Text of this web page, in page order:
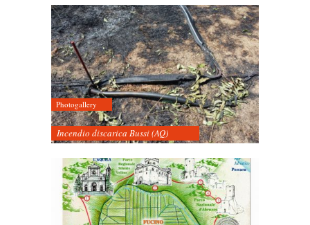
Photogallery
Incendio discarica Bussi (AQ)